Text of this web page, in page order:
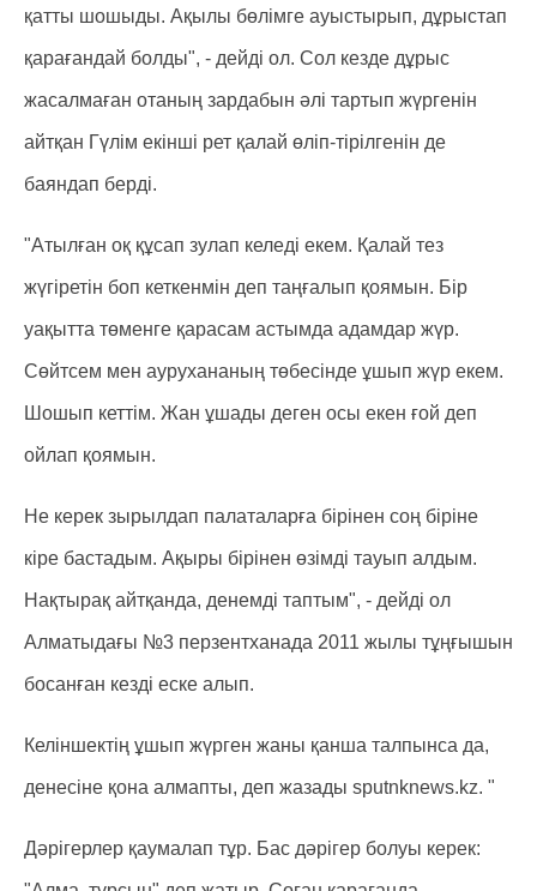
қатты шошыды. Ақылы бөлімге ауыстырып, дұрыстап
қарағандай болды", - дейді ол. Сол кезде дұрыс
жасалмаған отаның зардабын әлі тартып жүргенін
айтқан Гүлім екінші рет қалай өліп-тірілгенін де
баяндап берді.
"Атылған оқ құсап зулап келеді екем. Қалай тез
жүгіретін боп кеткенмін деп таңғалып қоямын. Бір
уақытта төменге қарасам астымда адамдар жүр.
Сөйтсем мен аурухананың төбесінде ұшып жүр екем.
Шошып кеттім. Жан ұшады деген осы екен ғой деп
ойлап қоямын.
Не керек зырылдап палаталарға бірінен соң біріне
кіре бастадым. Ақыры бірінен өзімді тауып алдым.
Нақтырақ айтқанда, денемді таптым", - дейді ол
Алматыдағы №3 перзентханада 2011 жылы тұңғышын
босанған кезді еске алып.
Келіншектің ұшып жүрген жаны қанша талпынса да,
денесіне қона алмапты, деп жазады sputnknews.kz. "
Дәрігерлер қаумалап тұр. Бас дәрігер болуы керек: